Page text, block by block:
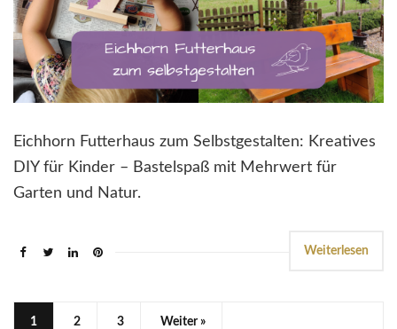
Eichhorn Futterhaus zum Selbstgestalten: Kreatives
DIY für Kinder – Bastelspaß mit Mehrwert für
Garten und Natur.
Weiterlesen
1 2 3 Weiter »